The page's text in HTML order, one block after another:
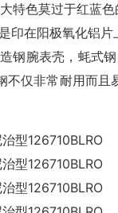
色莫过于红蓝
在阳极氧化铝
腕表壳，蚝式
仅非常耐用而